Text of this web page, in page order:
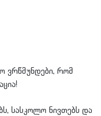
ვრწმუნდები, რომ
სასკოლო ნივთებს და